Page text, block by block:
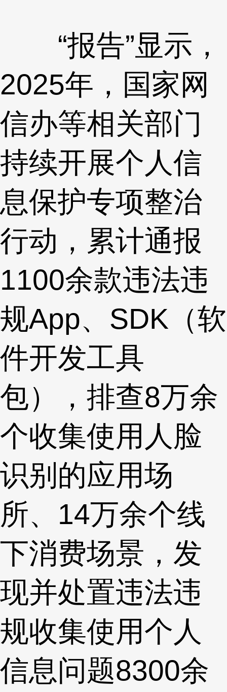
“报告”显示，
2025年，国家网
信办等相关部门
持续开展个人信
息保护专项整治
行动，累计通报
1100余款违法违
规App、SDK（软
件开发工具
包），排查8万余
个收集使用人脸
识别的应用场
所、14万余个线
下消费场景，发
现并处置违法违
规收集使用个人
信息问题8300余